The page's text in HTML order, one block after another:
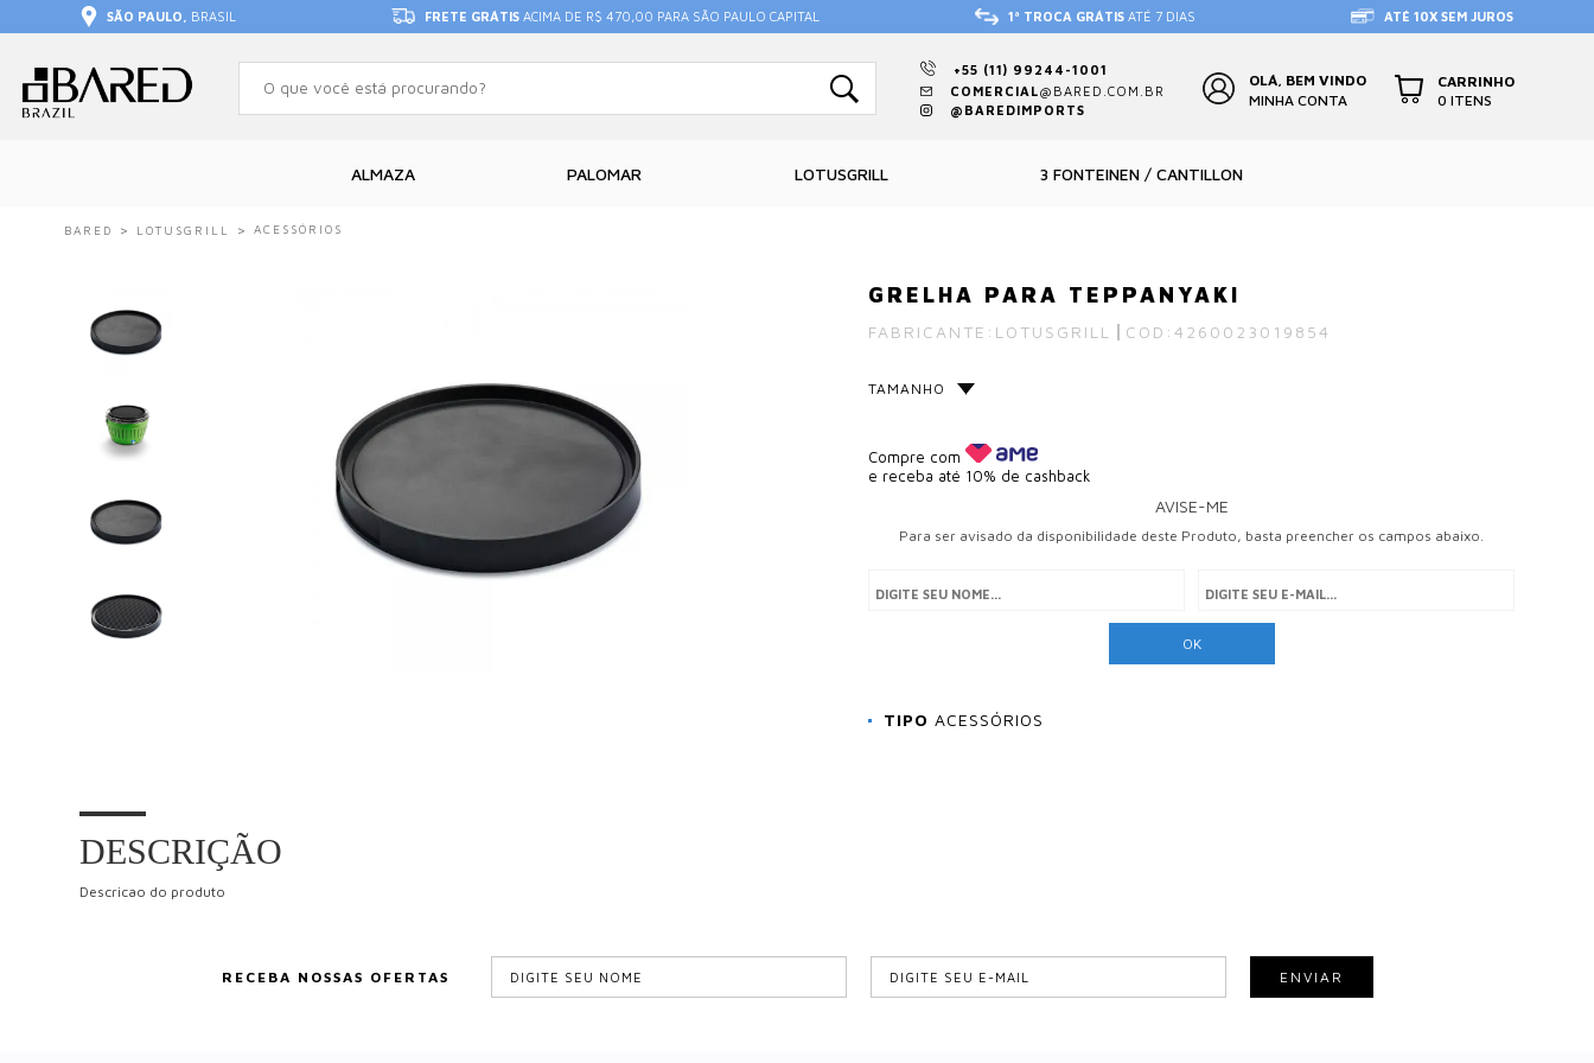
SÃO PAULO, BRASIL FRETE GRÁTIS ACIMA DE R$ 470,00 PARA SÃO PAULO CAPITAL 1ª TROCA GRÁTIS ATÉ 7 DIAS ATÉ 10X SEM JUROS
ALMAZA PALOMAR LOTUSGRILL 3 FONTEINEN / CANTILLON
+55 (11) 99244-1001
COMERCIAL@BARED.COM.BR
@BAREDIMPORTS
OLÁ, BEM VINDO
MINHA CONTA
CARRINHO
0 ITENS
BARED LOTUSGRILL ACESSÓRIOS
GRELHA PARA TEPPANYAKI
FABRICANTE: LOTUSGRILL COD:4260023019854
TAMANHO
Compre com
e receba até 10% de cashback
AVISE-ME
Para ser avisado da disponibilidade deste Produto, basta preencher os campos abaixo.
TIPO ACESSÓRIOS
DESCRIÇÃO
Descricao do produto
RECEBA NOSSAS OFERTAS